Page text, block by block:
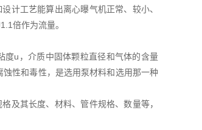
计工艺能算出离心曝气机正常、较小、
倍作为流量。
度u，介质中固体颗粒直径和气体的含量
性和毒性，是选用泵材料和选用那一种
及其长度、材料、管件规格、数量等，